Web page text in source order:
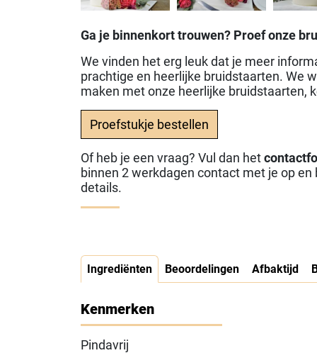
Ga je binnenkort trouwen? Proef onze
We vinden het erg leuk dat je meer
prachtige en heerlijke bruidstaarten. We
maken met onze heerlijke bruidstaarten,
Proefstukje bestellen
Of heb je een vraag? Vul dan het
binnen 2 werkdagen contact met je op
details.
Ingrediënten Beoordelingen Afbaktijd
Kenmerken
Pindavrij